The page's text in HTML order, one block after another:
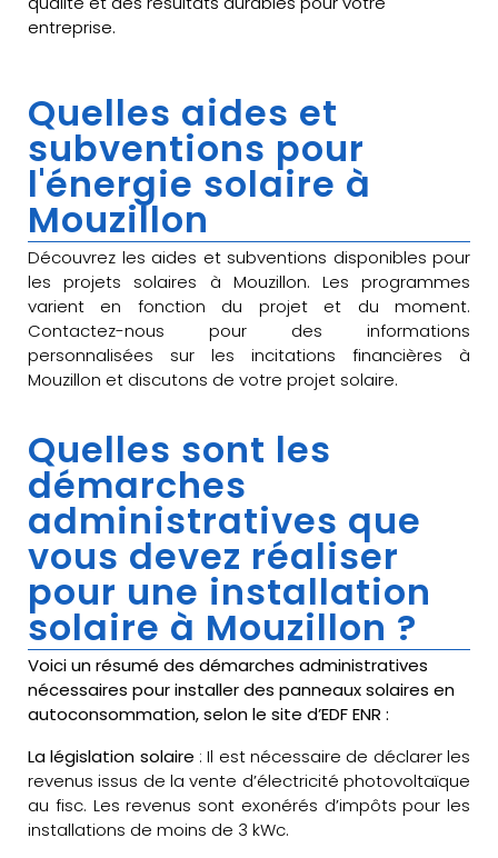
entreprise.
Quelles aides et
subventions pour
l'énergie solaire à
Mouzillon
Découvrez les aides et subventions disponibles pour
les projets solaires à Mouzillon. Les programmes
varient en fonction du projet et du moment.
Contactez-nous pour des informations
personnalisées sur les incitations financières à
Mouzillon et discutons de votre projet solaire.
Quelles sont les
démarches
administratives que
vous devez réaliser
pour une installation
solaire à Mouzillon ?
Voici un résumé des démarches administratives
nécessaires pour installer des panneaux solaires en
autoconsommation, selon le site d’EDF ENR :
La législation solaire : Il est nécessaire de déclarer les
revenus issus de la vente d’électricité photovoltaïque
au fisc. Les revenus sont exonérés d’impôts pour les
installations de moins de 3 kWc.